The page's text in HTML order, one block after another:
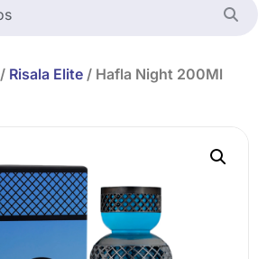
/ Risala Elite / Hafla Night 200Ml